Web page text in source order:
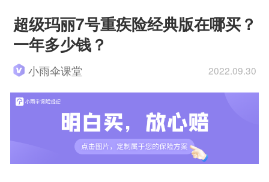
超级玛丽7号重疾险经典版在哪买？
一年多少钱？
小雨伞课堂 2022.09.30